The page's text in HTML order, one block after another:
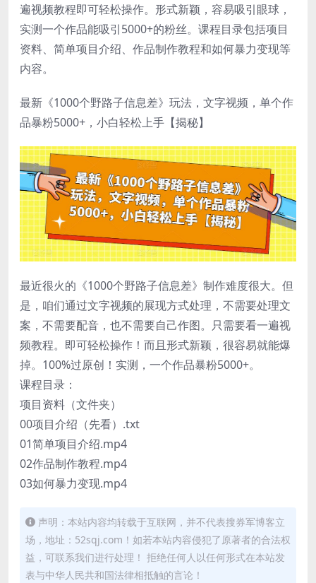
遍视频教程即可轻松操作。形式新颖，容易吸引眼球，
实测一个作品能吸引5000+的粉丝。课程目录包括项目
资料、简单项目介绍、作品制作教程和如何暴力变现等
内容。
最新《1000个野路子信息差》玩法，文字视频，单个作
品暴粉5000+，小白轻松上手【揭秘】
最近很火的《1000个野路子信息差》制作难度很大。但
是，咱们通过文字视频的展现方式处理，不需要处理文
案，不需要配音，也不需要自己作图。只需要看一遍视
频教程。即可轻松操作！而且形式新颖，很容易就能爆
掉。100%过原创！实测，一个作品暴粉5000+。
课程目录：
项目资料（文件夹）
00项目介绍（先看）.txt
01简单项目介绍.mp4
02作品制作教程.mp4
03如何暴力变现.mp4
声明：本站内容均转载于互联网，并不代表搜券军博客立
场，地址：52sqj.com！如若本站内容侵犯了原著者的合法权
益，可联系我们进行处理！ 拒绝任何人以任何形式在本站发
表与中华人民共和国法律相抵触的言论！